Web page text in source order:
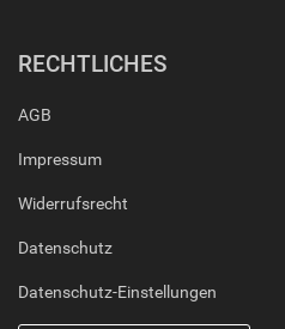
RECHTLICHES
AGB
Impressum
Widerrufsrecht
Datenschutz
Datenschutz-Einstellungen